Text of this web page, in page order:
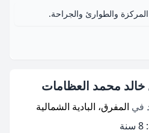
والطوارئ والجراحة.
خالد محمد العظامات
في المفرق، البادية الشمالية